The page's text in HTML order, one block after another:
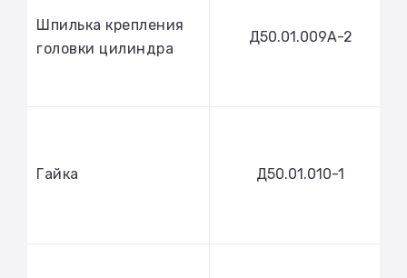
Шпилька крепления
головки цилиндра
Д50.01.009А-2
Гайка Д50.01.010-1